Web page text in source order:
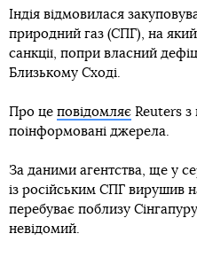
Індія відмовилася
природний газ (СПГ), на
санкції, попри власний
Близькому Сході.
Про це повідомляє Reuters
поінформовані джерела.
За даними агентства, ще у
із російським СПГ вирушив
перебуває поблизу
невідомий.